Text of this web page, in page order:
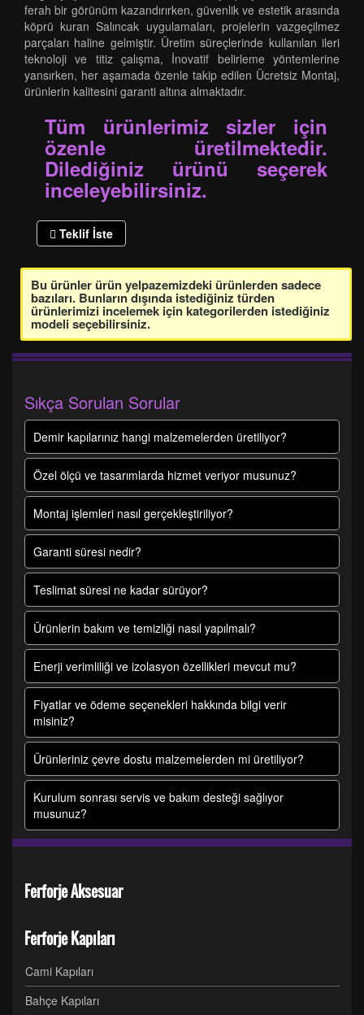
ferah bir görünüm kazandırırken, güvenlik ve estetik arasında
köprü kuran Salıncak uygulamaları, projelerin vazgeçilmez
parçaları haline gelmiştir. Üretim süreçlerinde kullanılan ileri
teknoloji ve titiz çalışma, İnovatif belirleme yöntemlerine
yansırken, her aşamada özenle takip edilen Ücretsiz Montaj,
ürünlerin kalitesini garanti altına almaktadır.
Tüm ürünlerimiz sizler için
özenle üretilmektedir.
Dilediğiniz ürünü seçerek
inceleyebilirsiniz.
Teklif İste
Bu ürünler ürün yelpazemizdeki ürünlerden sadece
bazıları. Bunların dışında istediğiniz türden
ürünlerimizi incelemek için kategorilerden istediğiniz
modeli seçebilirsiniz.
Sıkça Sorulan Sorular
Demir kapılarınız hangi malzemelerden üretiliyor?
Özel ölçü ve tasarımlarda hizmet veriyor musunuz?
Montaj işlemleri nasıl gerçekleştiriliyor?
Garanti süresi nedir?
Teslimat süresi ne kadar sürüyor?
Ürünlerin bakım ve temizliği nasıl yapılmalı?
Enerji verimliliği ve izolasyon özellikleri mevcut mu?
Fiyatlar ve ödeme seçenekleri hakkında bilgi verir
misiniz?
Ürünleriniz çevre dostu malzemelerden mi üretiliyor?
Kurulum sonrası servis ve bakım desteği sağlıyor
musunuz?
Ferforje Aksesuar
Ferforje Kapıları
Cami Kapıları
Bahçe Kapıları